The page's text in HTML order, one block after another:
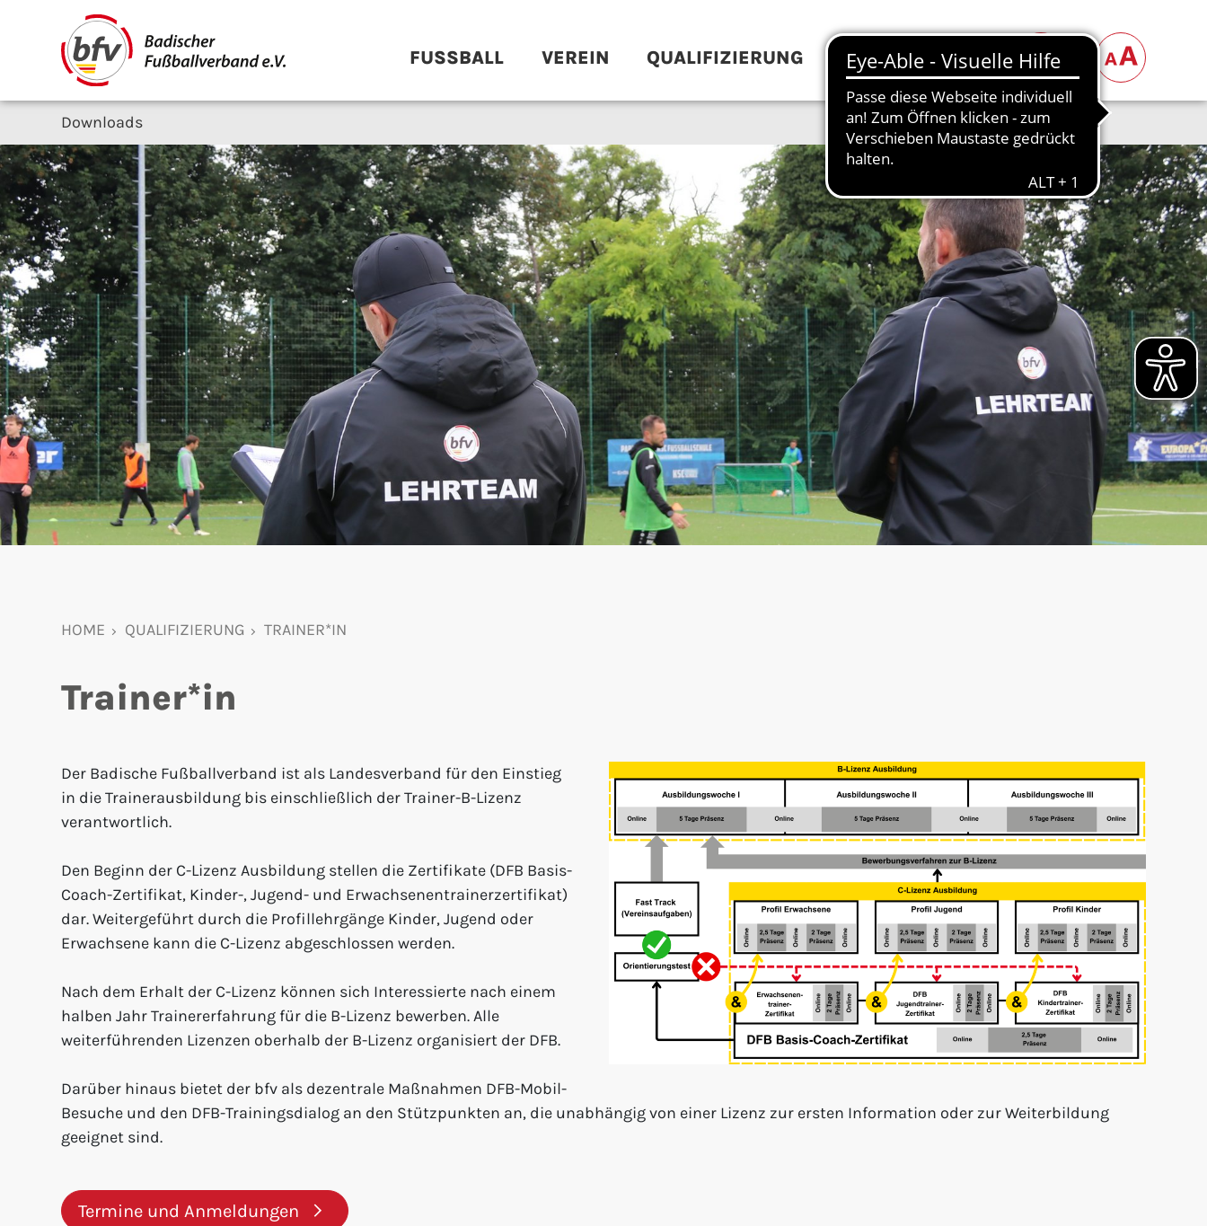
FUSSBALL VEREIN QUALIFIZIERUNG BFV KREISE Suche Font Size
STRG + STRG
Downloads
HOME QUALIFIZIERUNG TRAINER*IN
Trainer*in
Der Badische Fußballverband ist als Landesverband für den Einstieg
in die Trainerausbildung bis einschließlich der Trainer-B-Lizenz
verantwortlich.
Den Beginn der C-Lizenz Ausbildung stellen die Zertifikate (DFB Basis-
Coach-Zertifikat, Kinder-, Jugend- und Erwachsenentrainerzertifikat)
dar. Weitergeführt durch die Profillehrgänge Kinder, Jugend oder
Erwachsene kann die C-Lizenz abgeschlossen werden.
Nach dem Erhalt der C-Lizenz können sich Interessierte nach einem
halben Jahr Trainererfahrung für die B-Lizenz bewerben. Alle
weiterführenden Lizenzen oberhalb der B-Lizenz organisiert der DFB.
Darüber hinaus bietet der bfv als dezentrale Maßnahmen DFB-Mobil-
Besuche und den DFB-Trainingsdialog an den Stützpunkten an, die unabhängig von einer Lizenz zur ersten Information oder zur Weiterbildung
geeignet sind.
Termine und Anmeldungen
Suchen
FUSSBALL
VEREIN
QUALIFIZIERUNG
BFV
KREISE